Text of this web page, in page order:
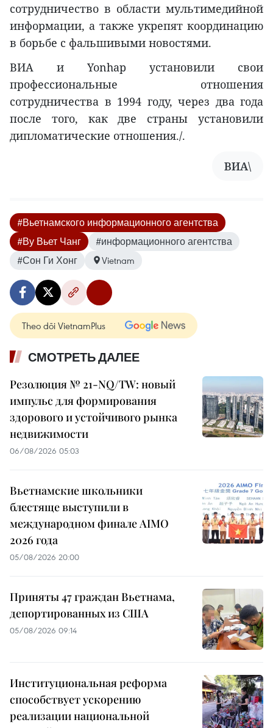
сотрудничество в области мультимедийной
информации, а также укрепят координацию
в борьбе с фальшивыми новостями.
ВИА и Yonhap установили свои
профессиональные отношения
сотрудничества в 1994 году, через два года
после того, как две страны установили
дипломатические отношения./.
ВИА\
#Вьетнамского информационного агентства
#Ву Вьет Чанг
#информационного агентства
#Сон Ги Хонг
Vietnam
Theo dõi VietnamPlus
СМОТРЕТЬ ДАЛЕЕ
Резолюция № 21-NQ/TW: новый
импульс для формирования
здорового и устойчивого рынка
недвижимости
06/08/2026 05:03
Вьетнамские школьники
блестяще выступили в
международном финале AIMO
2026 года
05/08/2026 20:00
Приняты 47 граждан Вьетнама,
депортированных из США
05/08/2026 09:14
Институциональная реформа
способствует ускорению
реализации национальной